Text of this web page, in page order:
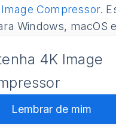
Compressor.
Windows, macOS
4K Image
Lembrar de mim